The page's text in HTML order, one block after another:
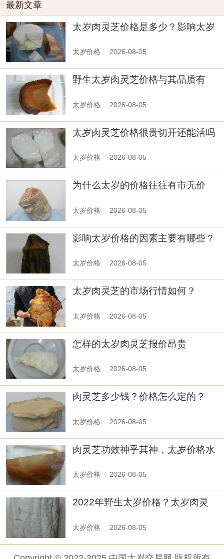
最新文章
太岁肉灵芝价格是多少？影响太岁
太岁价格 2026-08-05
野生太岁肉灵芝价格与其品质有
太岁价格 2026-08-05
太岁肉灵芝价格很贵切开还能活吗
太岁价格 2026-08-05
为什么太岁的价格往往有市无价
太岁价格 2026-08-05
影响太岁价格的因素主要有哪些？
太岁价格 2026-08-05
太岁肉灵芝的市场行情如何？
太岁价格 2026-08-05
怎样的太岁肉灵芝报价昂贵
太岁价格 2026-08-05
肉灵芝多少钱？价格怎么定的？
太岁价格 2026-08-05
肉灵芝功效神乎其神，太岁价格水
太岁价格 2026-08-05
2022年野生太岁价格？太岁肉灵
太岁价格 2026-08-05